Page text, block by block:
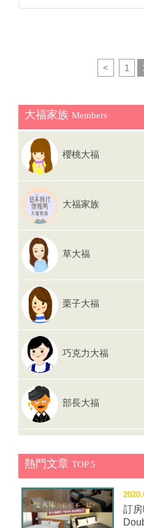
攻擊，也避免球迷們太過
料，一律不准帶入球場，入場時會
將紙杯帶入場繼續喝。 一入場就像參加大型嘉年華，幾
乎每場球都會有廠商來贊助
天就是小香腸免費試吃、化妝品試用
在位置是3樓，可以先來找
券上的號碼，找到相對應號
認，大阪京瓷巨蛋的
http://www.kyoceradome-osaka.jp/seat/
的二樓就是個棒球迷不能錯
應有盡有。 Bs Shop是由主場球隊為「大阪歐力士野
牛」直營的棒球周邊商品專
隊的商品，但也能買到日本其
球衣、加油棒、毛巾等看球
外，由於近年來女性球迷不
用的髮飾、吊飾、包包等。 更與發源自大阪的運動品牌
「DESCENTE」合作，推出時
費入場的Bs SQUARE，是
去處，不僅有「大阪歐力士
球隊會員的專屬集點購物區
照的區域。 可利用攝影機的模擬小球場。 透過螢幕畫
面，自己就像是實況轉播時的打擊
殊的3D圖像能夠讓人拍出彷彿
實際投球或揮棒的收費體驗，測
瓷巨蛋球場內有超過20家餐
棒、大人的炙燒叉燒飯、頭
第一的攻擊熱狗¥700長度竟
包的特製麵包咬勁十足！ 最特別的是調味料不只番茄
醬、芥末醬，還有塔塔醬、
天，特別請到最支持祭典的
稱成田祇園祭活字典的成田
泉市長從4歲~40歲都積極參
端呢！ ▲整個町的居民一起用力將山車拉上坡道。 ◆抹
茶大福掛保證推薦「成田祇園
窄，可以近距離觀賞充滿震撼感的祭
一起同心協力熱情參與，讓人感動！ ▲主祭
平安儀式。 ◆舉行日期：每年7月七夕前後的週五~週
六、日，2017年為7/7~7/9 ◆舉行地點：成田山新勝寺
參道~JR成田車站周邊 ◆成田祇園祭的歷史？ 有文字記
錄以來約300多年，江戶時代就有囉！ ▲
撼的樂音。 ◆成田祇園祭的起源？ 關東地區最重要的信
仰中心「成田山新勝寺」供
次開放3天給大家參拜，成
行。江戶時代是為了消災
收，世界和平。三天中會有
各鄰里)繞行，為了感謝神轎
屋台等來迎接神明，並跟隨著神
山車與神轎一同集合在成田山新勝
園祭的內容？ 總共有8輛山車、2輛屋台隨著神轎繞行。
連續舉行三天中的第三天是
的時間，下午13:00開始，
田山新勝寺總門前週邊，依
成田車站後，最後集合在成田
山車上的人偶能夠升降自如。 ▲將裝飾人偶降下就
< 1
大福家族 Members
櫻桃大福
大福家族
草大福
栗子大福
巧克力大福
部長大福
熱門文章 TOP 5
訂